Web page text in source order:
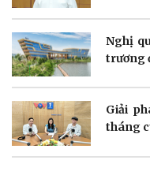
Sức khỏe
Dinh dưỡng - món ngon
Cây thuốc
Sản phụ khoa
Nghị
trương
Giải
tháng